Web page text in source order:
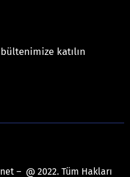
katılın
– @ 2022. Tüm Hakları